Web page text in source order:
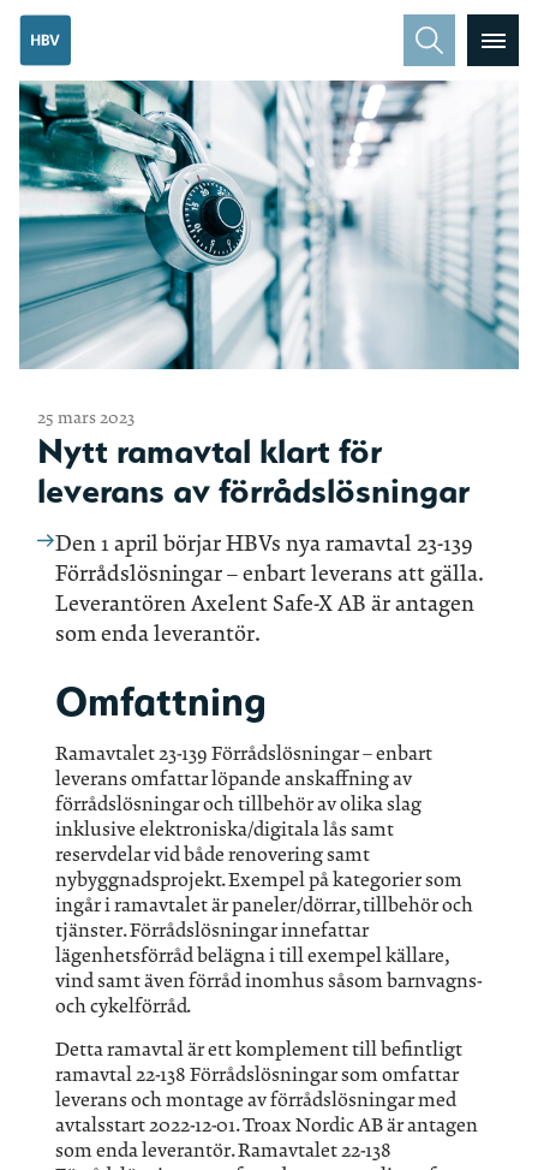
25 mars 2023
Nytt ramavtal klart för
leverans av förrådslösningar
Den 1 april börjar HBVs nya ramavtal 23-139
Förrådslösningar – enbart leverans att gälla.
Leverantören Axelent Safe-X AB är antagen
som enda leverantör.
Omfattning
Ramavtalet 23-139 Förrådslösningar – enbart
leverans omfattar löpande anskaffning av
förrådslösningar och tillbehör av olika slag
inklusive elektroniska/digitala lås samt
reservdelar vid både renovering samt
nybyggnadsprojekt. Exempel på kategorier som
ingår i ramavtalet är paneler/dörrar, tillbehör och
tjänster. Förrådslösningar innefattar
lägenhetsförråd belägna i till exempel källare,
vind samt även förråd inomhus såsom barnvagns-
och cykelförråd.
Detta ramavtal är ett komplement till befintligt
ramavtal 22-138 Förrådslösningar som omfattar
leverans och montage av förrådslösningar med
avtalsstart 2022-12-01. Troax Nordic AB är antagen
som enda leverantör. Ramavtalet 22-138